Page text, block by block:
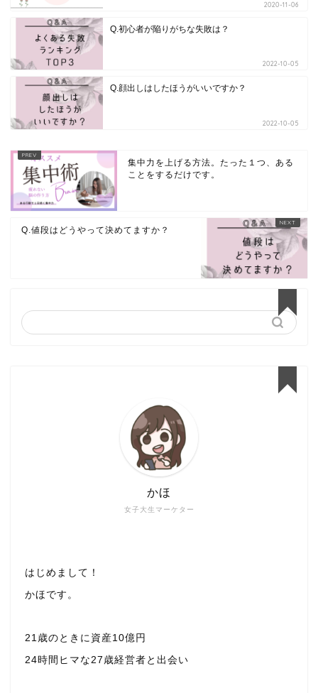
2020-11-06
Q.初心者が陥りがちな失敗は？
2022-10-05
Q.顔出しはしたほうがいいですか？
2022-10-05
集中力を上げる方法。たった１つ、ある
ことをするだけです。
Q.値段はどうやって決めてますか？
女子大生マーケター
かほ
はじめまして！
かほです。
21歳のときに資産10億円
24時間ヒマな27歳経営者と出会い